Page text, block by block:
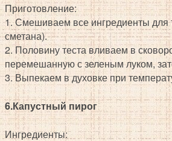
Приготовление:
1. Смешиваем все ингредиенты для
сметана).
2. Половину теста вливаем в
перемешанную с зеленым луком,
3. Выпекаем в духовке при
6.Капустный пирог
Ингредиенты: